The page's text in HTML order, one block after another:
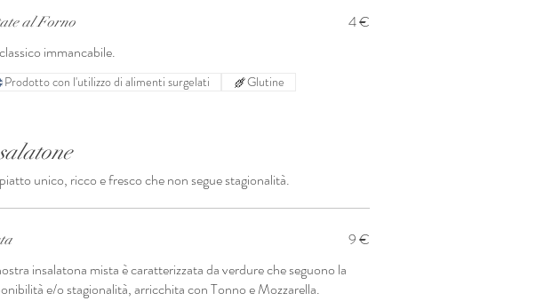
al Forno
immancabile.
4 €
Prodotto con l'utilizzo di alimenti surgelati Glutine
unico, ricco e fresco che non segue stagionalità.
insalatona mista è caratterizzata da verdure che seguono la
e/o stagionalità, arricchita con Tonno e Mozzarella.
9 €